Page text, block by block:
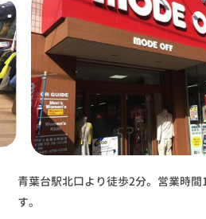
青葉台駅北口より徒歩2分。営業時
す。